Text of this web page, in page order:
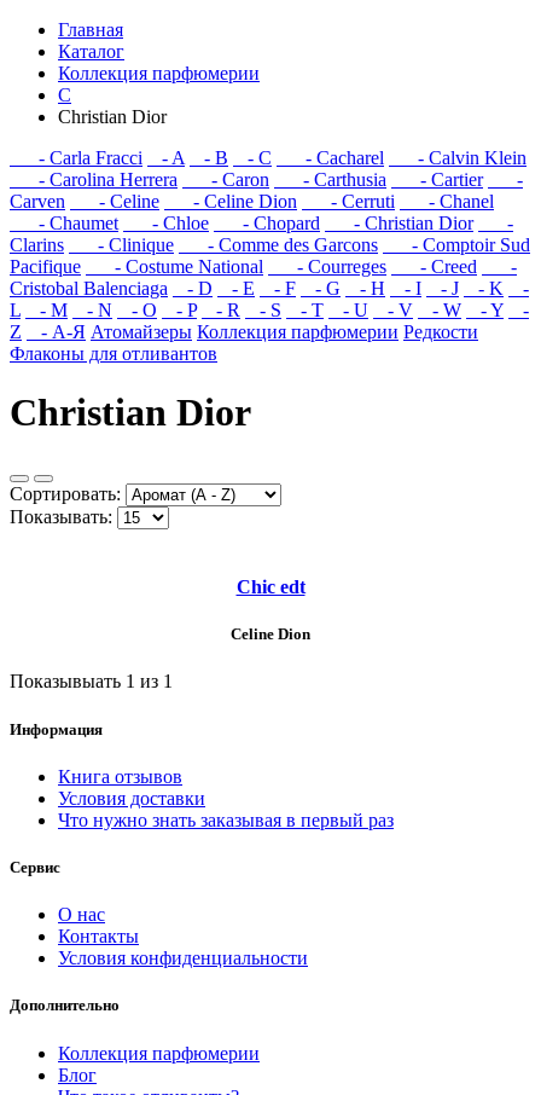
Главная
Каталог
Коллекция парфюмерии
C
Christian Dior
- Carla Fracci
- A - B - C - Cacharel
- Calvin Klein
- Carolina Herrera
- Caron - Carthusia - Cartier
-
Carven
- Celine - Celine Dion - Cerruti
- Chanel
- Chaumet
- Chloe - Chopard - Christian Dior
-
Clarins
- Clinique - Comme des Garcons
- Comptoir Sud
Pacifique
- Costume National - Courreges - Creed
-
Cristobal Balenciaga
- D - E - F - G - H - I - J - K
-
L
- M - N - O - P - R - S - T - U - V - W - Y
-
Z
- А-Я Атомайзеры Коллекция парфюмерии Редкости
Флаконы для отливантов
Christian Dior
Сортировать:
Показывать:
Chic edt
Celine Dion
Показывыать 1 из 1
Информация
Книга отзывов
Условия доставки
Что нужно знать заказывая в первый раз
Сервис
О нас
Контакты
Условия конфиденциальности
Дополнительно
Коллекция парфюмерии
Блог